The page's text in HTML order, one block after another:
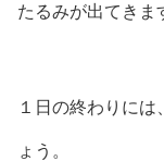
たるみが出てきま
１日の終わりに
ょう。